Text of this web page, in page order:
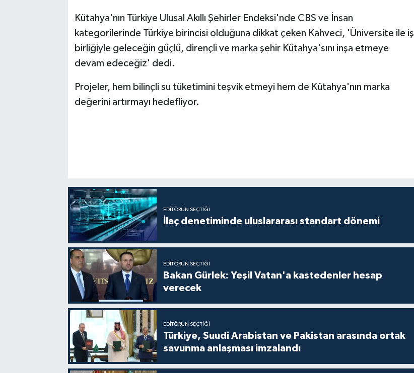
Kütahya'nın Türkiye Ulusal Akıllı Şehirler Endeksi'nde CBS ve İnsan
kategorilerinde Türkiye birincisi olduğuna dikkat çeken Kahveci, 'Üniversite ile iş
birliğiyle geleceğin güçlü, dirençli ve marka şehir Kütahya'sını inşa etmeye
devam edeceğiz' dedi.
Projeler, hem bilinçli su tüketimini teşvik etmeyi hem de Kütahya'nın marka
değerini artırmayı hedefliyor.
EDITÖRÜN SEÇTIĞI
İlaç denetiminde uluslararası standart dönemi
EDITÖRÜN SEÇTIĞI
Bakan Gürlek: Yeşil Vatan'a kastedenler hesap
verecek
EDITÖRÜN SEÇTIĞI
Türkiye, Suudi Arabistan ve Pakistan arasında ortak
savunma anlaşması imzalandı